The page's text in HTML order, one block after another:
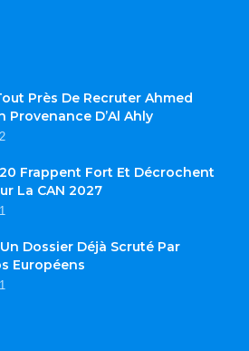
Près De Recruter Ahmed
Provenance D’Al Ahly
Frappent Fort Et Décrochent
La CAN 2027
Dossier Déjà Scruté Par
Européens